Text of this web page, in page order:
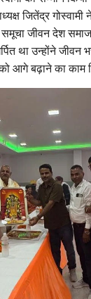
जितेंद्र गोस्वामी
समूचा जीवन देश
था उन्होंने
आगे बढ़ाने का काम